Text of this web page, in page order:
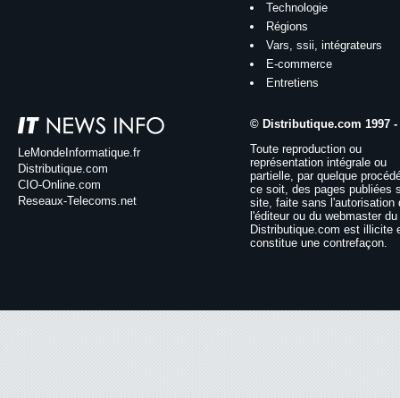
Technologie
Régions
Vars, ssii, intégrateurs
E-commerce
Entretiens
LeMondeInformatique.fr
Distributique.com
CIO-Online.com
Reseaux-Telecoms.net
© Distributique.com 1997 -
Toute reproduction ou
représentation intégrale ou
partielle, par quelque
ce soit, des pages publiées
site, faite sans l'autorisation
l'éditeur ou du webmaster
Distributique.com est illicite
constitue une contrefaçon.